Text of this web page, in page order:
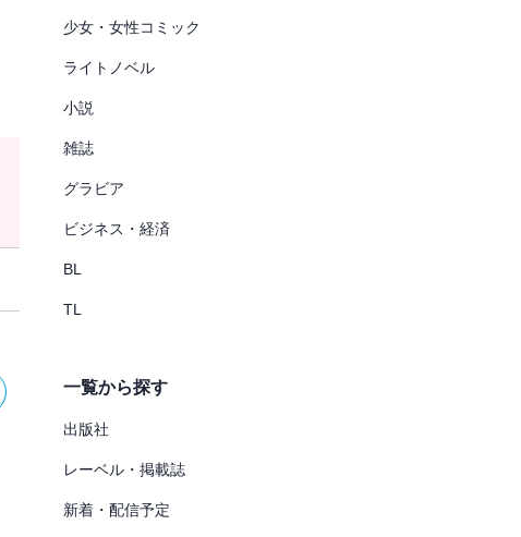
少女・女性コミック
ライトノベル
小説
雑誌
グラビア
ビジネス・経済
BL
TL
一覧から探す
出版社
レーベル・掲載誌
新着・配信予定